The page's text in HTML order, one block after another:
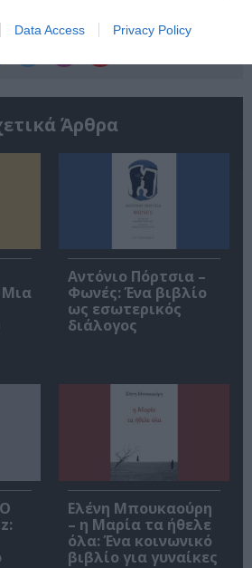
Data Access Privacy Policy
το Culturenow.gr
Άρθρα
Μια
Αντόνιο Πόρτσια –
Φωνές: Ένα βιβλίο
ως εσωτερικός
διάλογος
Ελένη Μπουκαούρη
– η Μαρία τα ήθελε
όλα: Ένα κοινωνικό
βιβλίο για γυναίκες